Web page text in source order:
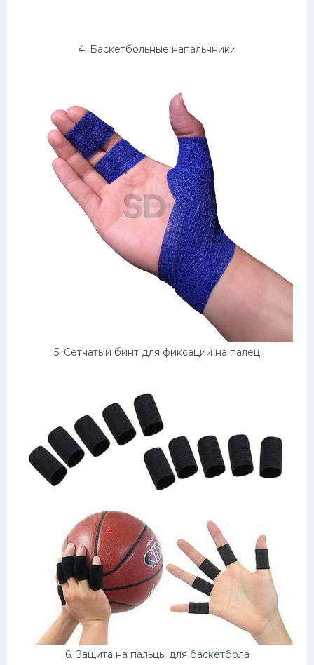
4. Баскетбольные напальчники
5. Сетчатый бинт для фиксации на палец
6. Защита на пальцы для баскетбола